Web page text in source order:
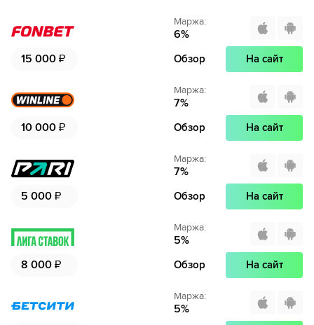
15 000 ₽
Маржа:
6%
Обзор На сайт
10 000 ₽
Маржа:
7%
Обзор На сайт
5 000 ₽
Маржа:
7%
Обзор На сайт
8 000 ₽
Маржа:
5%
Обзор На сайт
Маржа:
5%